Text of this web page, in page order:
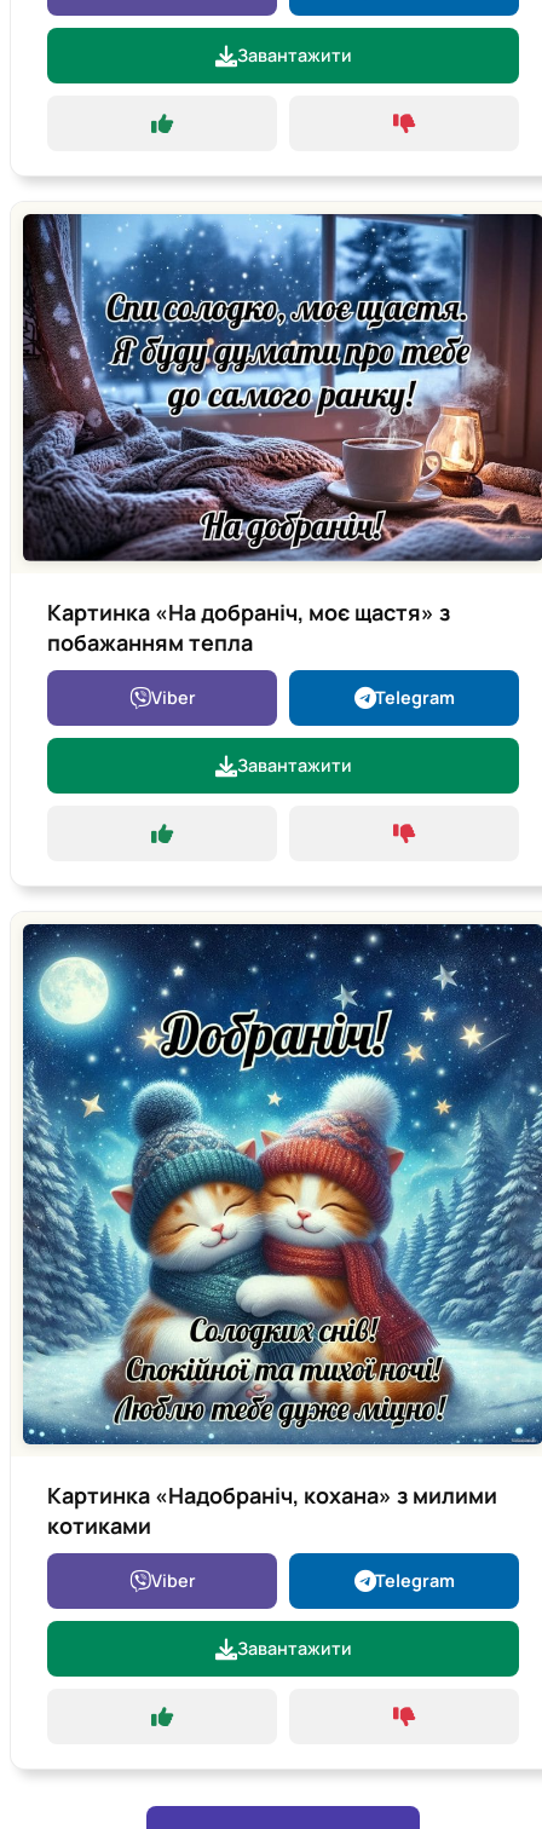
Завантажити
Картинка «На добраніч, моє щастя» з
побажанням тепла
Viber Telegram
Завантажити
Картинка «Надобраніч, кохана» з милими
котиками
Viber Telegram
Завантажити